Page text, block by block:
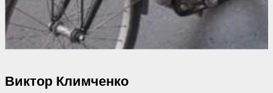
Виктор Климченко